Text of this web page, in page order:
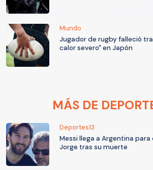
Mundo
Jugador de rugby falleció
calor severo" en Japón
MÁS DE
Deportes13
Messi llega a Argentina
Jorge tras su muerte